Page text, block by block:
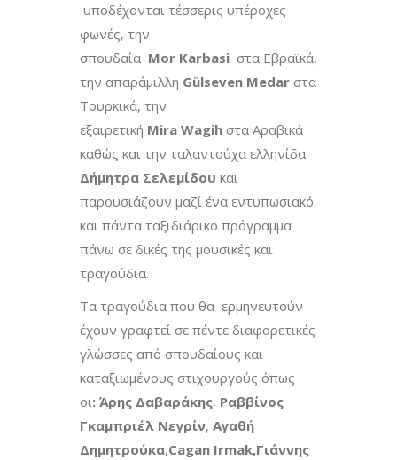
υποδέχονται τέσσερις υπέροχες
φωνές, την
σπουδαία Mor Karbasi στα Εβραϊκά,
την απαράμιλλη Gülseven Medar στα
Τουρκικά, την
εξαιρετική Mira Wagih στα Αραβικά
καθώς και την ταλαντούχα ελληνίδα
Δήμητρα Σελεμίδου και
παρουσιάζουν μαζί ένα εντυπωσιακό
και πάντα ταξιδιάρικο πρόγραμμα
πάνω σε δικές της μουσικές και
τραγούδια.
Τα τραγούδια που θα ερμηνευτούν
έχουν γραφτεί σε πέντε διαφορετικές
γλώσσες από σπουδαίους και
καταξιωμένους στιχουργούς όπως
οι: Άρης Δαβαράκης, Ραββίνος
Γκαμπριέλ Νεγρίν, Αγαθή
Δημητρούκα,Cagan Irmak,Γιάννης